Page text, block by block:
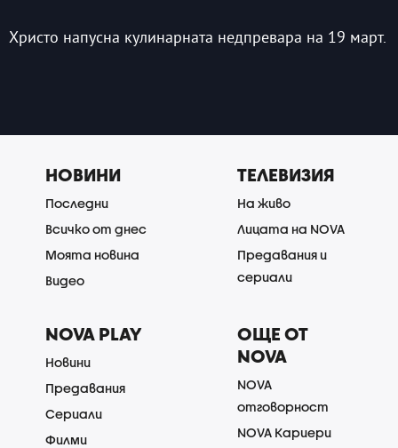
Христо напусна кулинарната недпревара на 19 март.
НОВИНИ
Последни
Всичко от днес
Моята новина
Видео
ТЕЛЕВИЗИЯ
На живо
Лицата на NOVA
Предавания и
сериали
NOVA PLAY
Новини
Предавания
Сериали
Филми
ОЩЕ ОТ
NOVA
NOVA
отговорност
NOVA Кариери